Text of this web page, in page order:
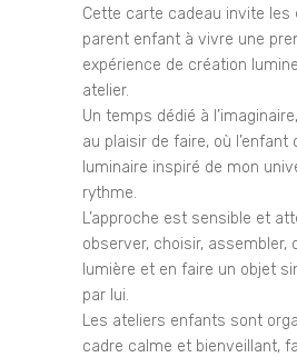
Cette carte cadeau invite les
parent enfant à vivre une
expérience de création
atelier.
Un temps dédié à
au plaisir de faire, où l’enfant
luminaire inspiré de mon
rythme.
L’approche est sensible et
observer, choisir, assembler,
lumière et en faire un objet
par lui.
Les ateliers enfants sont
cadre calme et bienveillant,